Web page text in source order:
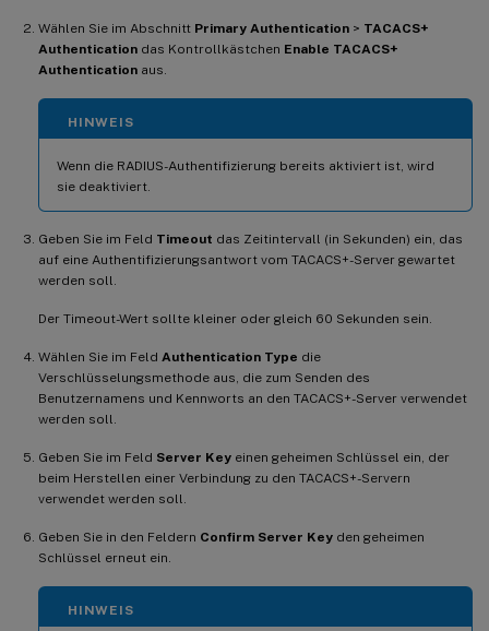
Wählen Sie im Abschnitt Primary Authentication > TACACS+
Authentication das Kontrollkästchen Enable TACACS+
Authentication aus.
HINWEIS
Wenn die RADIUS-Authentifizierung bereits aktiviert ist, wird
sie deaktiviert.
Geben Sie im Feld Timeout das Zeitintervall (in Sekunden) ein, das
auf eine Authentifizierungsantwort vom TACACS+-Server gewartet
werden soll.
Der Timeout-Wert sollte kleiner oder gleich 60 Sekunden sein.
Wählen Sie im Feld Authentication Type die
Verschlüsselungsmethode aus, die zum Senden des
Benutzernamens und Kennworts an den TACACS+-Server verwendet
werden soll.
Geben Sie im Feld Server Key einen geheimen Schlüssel ein, der
beim Herstellen einer Verbindung zu den TACACS+-Servern
verwendet werden soll.
Geben Sie in den Feldern Confirm Server Key den geheimen
Schlüssel erneut ein.
HINWEIS